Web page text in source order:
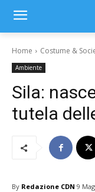
Home Costume &
Ambiente
Sila:
tutela
By Redazione CDN 9